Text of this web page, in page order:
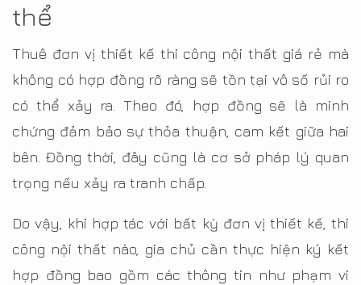
thể
Thuê đơn vị thiết kế thi công nội thất giá rẻ mà
không có hợp đồng rõ ràng sẽ tồn tại vô số rủi ro
có thể xảy ra. Theo đó, hợp đồng sẽ là minh
chứng đảm bảo sự thỏa thuận, cam kết giữa hai
bên. Đồng thời, đây cũng là cơ sở pháp lý quan
trọng nếu xảy ra tranh chấp.
Do vậy, khi hợp tác với bất kỳ đơn vị thiết kế, thi
công nội thất nào, gia chủ cần thực hiện ký kết
hợp đồng bao gồm các thông tin như phạm vi